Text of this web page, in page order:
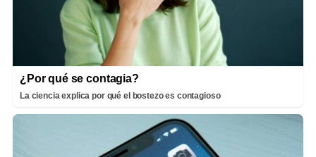
¿Por qué se contagia?
La ciencia explica por qué el bostezo es contagioso